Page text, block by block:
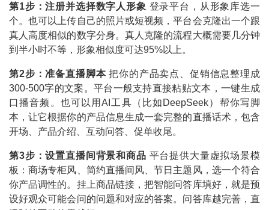
第1步：注册并选择数字人形象 登录平台，从形象库选一
个。也可以上传自己的照片或短视频，平台会克隆出一个跟
真人高度相似的数字分身。真人克隆的流程大概需要几分钟
到半小时不等，形象相似度可达95%以上。
第2步：准备直播脚本把你的产品卖点、促销信息整理成
300-500字的文案。平台一般支持直接粘贴文本，一键生成
口播音频。也可以用AI工具（比如DeepSeek）帮你写脚
本，让它根据你的产品信息生成一套完整的直播话术，包含
开场、产品介绍、互动问答、促单收尾。
第3步：设置直播间背景和商品 平台提供大量虚拟场景模
板：商场专柜风、简约直播间风、节日主题风，选一个符合
你产品调性的。挂上商品链接，把智能问答库填好，就是预
设好观众可能会问的问题和对应的答案。问答库越完善，直